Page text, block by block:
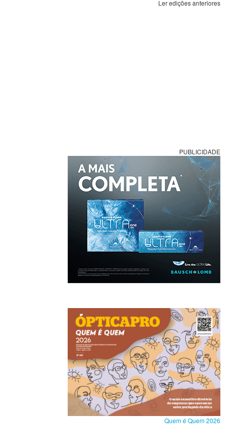
Ler edições anteriores
PUBLICIDADE
Quem é Quem 2026